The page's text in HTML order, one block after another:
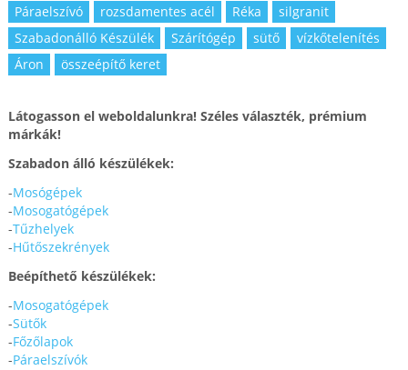
Páraelszívó
rozsdamentes acél Réka
silgranit
Szabadonálló Készülék
Szárítógép sütő
vízkőtelenítés
Áron
összeépítő keret
Látogasson el weboldalunkra! Széles választék, prémium
márkák!
Szabadon álló készülékek:
-Mosógépek
-Mosogatógépek
-Tűzhelyek
-Hűtőszekrények
Beépíthető készülékek:
-Mosogatógépek
-Sütők
-Főzőlapok
-Páraelszívók